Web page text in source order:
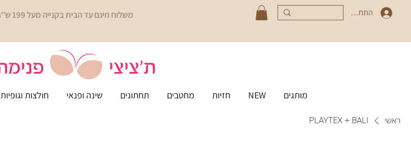
משלוח חינם עד הבית בקנייה מעל 199 ש''ח התחברי
מותגים NEW חזיות מחטבים תחתונים שינה ופנאי חולצות וגופיות
ראשי PLAYTEX + BALI